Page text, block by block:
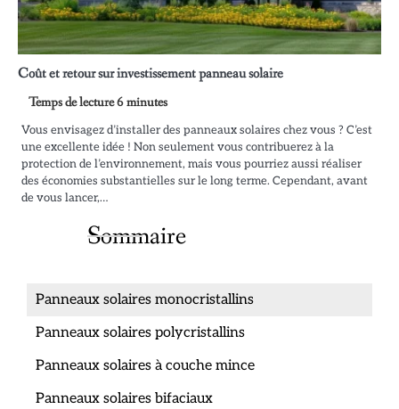
Coût et retour sur investissement panneau solaire
Vous envisagez d’installer des panneaux solaires chez vous ? C’est
une excellente idée ! Non seulement vous contribuerez à la
protection de l’environnement, mais vous pourriez aussi réaliser
des économies substantielles sur le long terme. Cependant, avant
de vous lancer,…
Sommaire
Panneaux solaires monocristallins
Panneaux solaires polycristallins
Panneaux solaires à couche mince
Panneaux solaires bifaciaux